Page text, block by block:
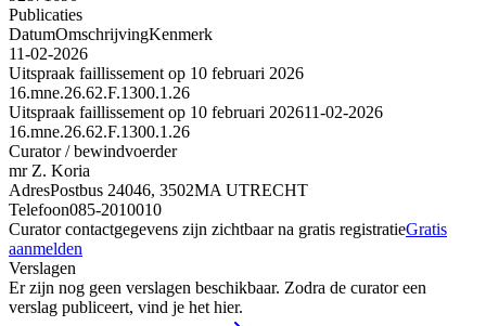
Publicaties
DatumOmschrijvingKenmerk
11-02-2026
Uitspraak faillissement op 10 februari 2026
16.mne.26.62.F.1300.1.26
Uitspraak faillissement op 10 februari 202611-02-2026
16.mne.26.62.F.1300.1.26
Curator / bewindvoerder
mr Z. Koria
AdresPostbus 24046, 3502MA UTRECHT
Telefoon085-2010010
Curator contactgegevens zijn zichtbaar na gratis registratieGratis
aanmelden
Verslagen
Er zijn nog geen verslagen beschikbaar. Zodra de curator een
verslag publiceert, vind je het hier.